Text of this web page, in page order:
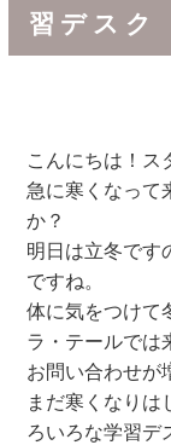
習デスク
こんにちは！ス
急に寒くなって
か？
明日は立冬です
ですね。
体に気をつけて
ラ・テールでは
お問い合わせが
まだ寒くなりは
ろいろな学習デ